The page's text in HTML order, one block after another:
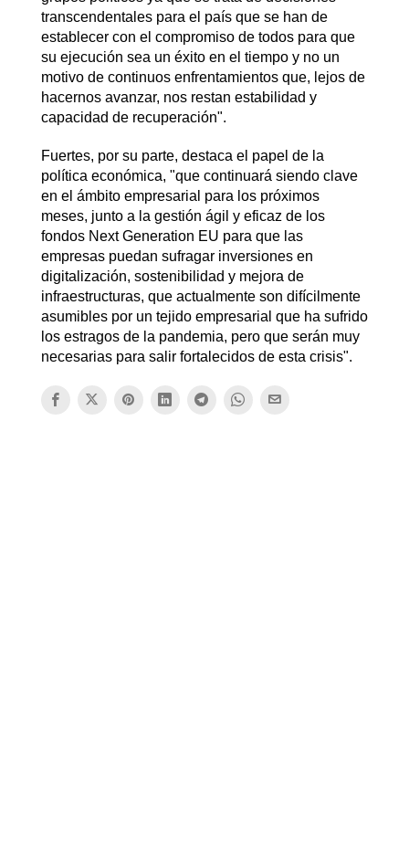
transcendentales para el país que se han de
establecer con el compromiso de todos para que
su ejecución sea un éxito en el tiempo y no un
motivo de continuos enfrentamientos que, lejos de
hacernos avanzar, nos restan estabilidad y
capacidad de recuperación".
Fuertes, por su parte, destaca el papel de la
política económica, "que continuará siendo clave
en el ámbito empresarial para los próximos
meses, junto a la gestión ágil y eficaz de los
fondos Next Generation EU para que las
empresas puedan sufragar inversiones en
digitalización, sostenibilidad y mejora de
infraestructuras, que actualmente son difícilmente
asumibles por un tejido empresarial que ha sufrido
los estragos de la pandemia, pero que serán muy
necesarias para salir fortalecidos de esta crisis".